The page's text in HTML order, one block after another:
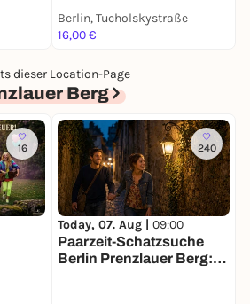
Berlin, Tucholskystraße
16,00 €
dieser Location-Page
Berg
16 240
Today, 07. Aug | 09:00
Paarzeit-Schatzsuche
Berlin Prenzlauer Berg: